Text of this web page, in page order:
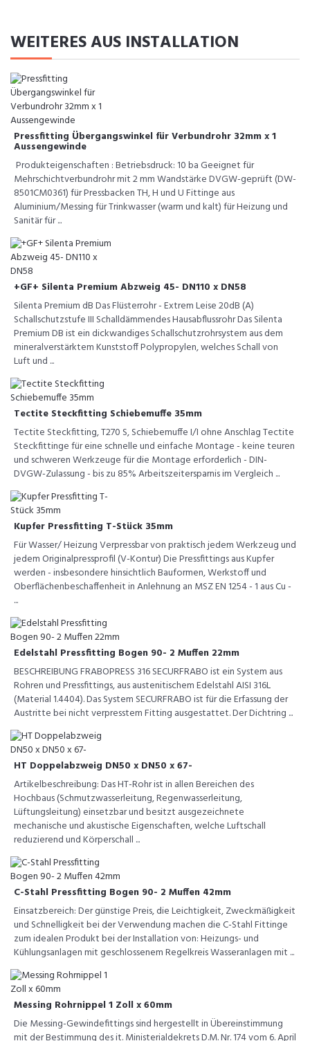
WEITERES AUS INSTALLATION
Pressfitting Übergangswinkel für Verbundrohr 32mm x 1
Aussengewinde
Produkteigenschaften : Betriebsdruck: 10 ba Geeignet für
Mehrschichtverbundrohr mit 2 mm Wandstärke DVGW-geprüft (DW-
8501CM0361) für Pressbacken TH, H und U Fittinge aus
Aluminium/Messing für Trinkwasser (warm und kalt) für Heizung und
Sanitär für ...
+GF+ Silenta Premium Abzweig 45- DN110 x DN58
Silenta Premium dB Das Flüsterrohr - Extrem Leise 20dB (A)
Schallschutzstufe III Schalldämmendes Hausabflussrohr Das Silenta
Premium DB ist ein dickwandiges Schallschutzrohrsystem aus dem
mineralverstärktem Kunststoff Polypropylen, welches Schall von
Luft und ...
Tectite Steckfitting Schiebemuffe 35mm
Tectite Steckfitting, T270 S, Schiebemuffe I/I ohne Anschlag Tectite
Steckfittinge für eine schnelle und einfache Montage - keine teuren
und schweren Werkzeuge für die Montage erforderlich - DIN-
DVGW-Zulassung - bis zu 85% Arbeitszeitersparnis im Vergleich ...
Kupfer Pressfitting T-Stück 35mm
Für Wasser/ Heizung Verpressbar von praktisch jedem Werkzeug und
jedem Originalpressprofil (V-Kontur) Die Pressfittings aus Kupfer
werden - insbesondere hinsichtlich Bauformen, Werkstoff und
Oberflächenbeschaffenheit in Anlehnung an MSZ EN 1254 - 1 aus Cu -
...
Edelstahl Pressfitting Bogen 90- 2 Muffen 22mm
BESCHREIBUNG FRABOPRESS 316 SECURFRABO ist ein System aus
Rohren und Pressfittings, aus austenitischem Edelstahl AISI 316L
(Material 1.4404). Das System SECURFRABO ist für die Erfassung der
Austritte bei nicht verpresstem Fitting ausgestattet. Der Dichtring ...
HT Doppelabzweig DN50 x DN50 x 67-
Artikelbeschreibung: Das HT-Rohr ist in allen Bereichen des
Hochbaus (Schmutzwasserleitung, Regenwasserleitung,
Lüftungsleitung) einsetzbar und besitzt ausgezeichnete
mechanische und akustische Eigenschaften, welche Luftschall
reduzierend und Körperschall ...
C-Stahl Pressfitting Bogen 90- 2 Muffen 42mm
Einsatzbereich: Der günstige Preis, die Leichtigkeit, Zweckmäßigkeit
und Schnelligkeit bei der Verwendung machen die C-Stahl Fittinge
zum idealen Produkt bei der Installation von: Heizungs- und
Kühlungsanlagen mit geschlossenem Regelkreis Wasseranlagen mit ...
Messing Rohrnippel 1 Zoll x 60mm
Die Messing-Gewindefittings sind hergestellt in Übereinstimmung
mit der Bestimmung des it. Ministerialdekrets D.M. Nr. 174 vom 6. April